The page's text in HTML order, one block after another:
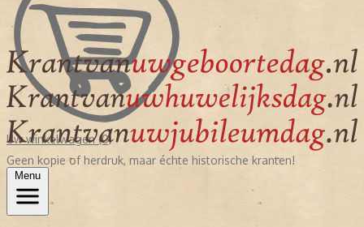
Uw winkelwagen (0)
Geen kopie of herdruk, maar échte historische kranten!
Menu